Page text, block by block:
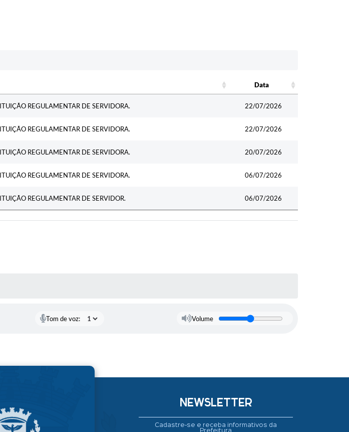
Data
REGULAMENTAR DE SERVIDORA. 22/07/2026
REGULAMENTAR DE SERVIDORA. 22/07/2026
REGULAMENTAR DE SERVIDORA. 20/07/2026
REGULAMENTAR DE SERVIDORA. 06/07/2026
REGULAMENTAR DE SERVIDOR. 06/07/2026
Tom de voz: Volume
NEWSLETTER
Cadastre-se e receba informativos da
Prefeitura